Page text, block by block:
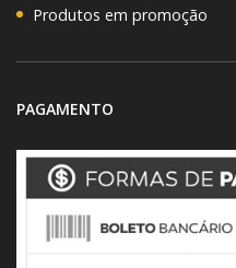
Produtos em promoção
PAGAMENTO